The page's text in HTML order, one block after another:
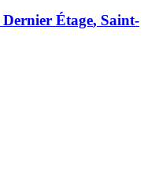
Dernier Étage, Saint-